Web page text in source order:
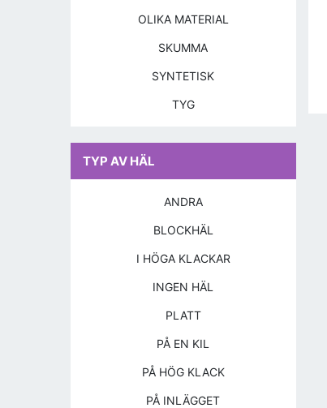
OLIKA MATERIAL
SKUMMA
SYNTETISK
TYG
TYP AV HÄL
ANDRA
BLOCKHÄL
I HÖGA KLACKAR
INGEN HÄL
PLATT
PÅ EN KIL
PÅ HÖG KLACK
PÅ INLÄGGET